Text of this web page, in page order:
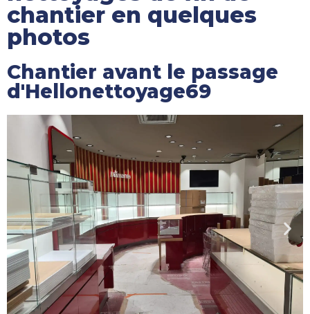
chantier en quelques
photos
Chantier avant le passage
d'Hellonettoyage69